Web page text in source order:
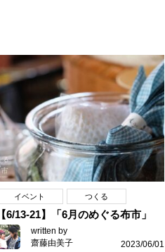
イベント つくる
【6/13-21】「6月のめぐる布市」
written by
齋藤由美子
2023/06/01